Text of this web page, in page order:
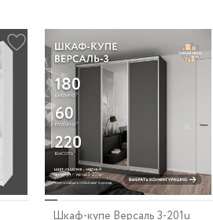
Шкаф-купе Версаль 3-201u